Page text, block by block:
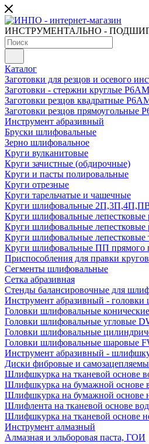
ИНСТРУМЕНТАЛЬНО -
Каталог
Заготовки для резцов и осевого
Заготовки - стержни круглые
Заготовки резцов квадратные
Заготовки резцов прямоугольные
Инструмент абразивный
Бруски шлифовальные
Зерно шлифовальное
Круги вулканитовые
Круги зачистные (обдирочные)
Круги и пасты полировальные
Круги отрезные
Круги тарельчатые и чашечные
Круги шлифовальные
Круги шлифовальные
Круги шлифовальные
Круги шлифовальные
Круги шлифовальные ПП прямого
Приспособления для правки кругов
Сегменты шлифовальные
Сетка абразивная
Стенды балансировочные для
Инструмент абразивный -
Головки шлифовальные
Головки шлифовальные угловые
Головки шлифовальные
Головки шлифовальные
Инструмент абразивный -
Диски фибровые и
Шлифшкурка на тканевой основе
Шлифшкурка на бумажной основе
Шлифшкурка на бумажной основе
Шлифлента на тканевой основе
Шлифшкурка на тканевой основе
Инструмент алмазный
Алмазная и эльборовая паста, ГОИ